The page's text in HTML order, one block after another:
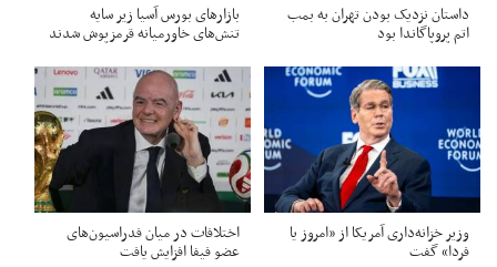
داستان نزدیک بودن تهران به بمب
اتم پروپاگاندا بود
بازارهای بورس آسیا زیر سایه
تنش‌های خاورمیانه قرمزپوش شدند
وزیر خزانه‌داری آمریکا از «امروز یا
فردا» گفت
اختلافات در میان فدراسیون‌های
عضو فیفا افزایش یافت